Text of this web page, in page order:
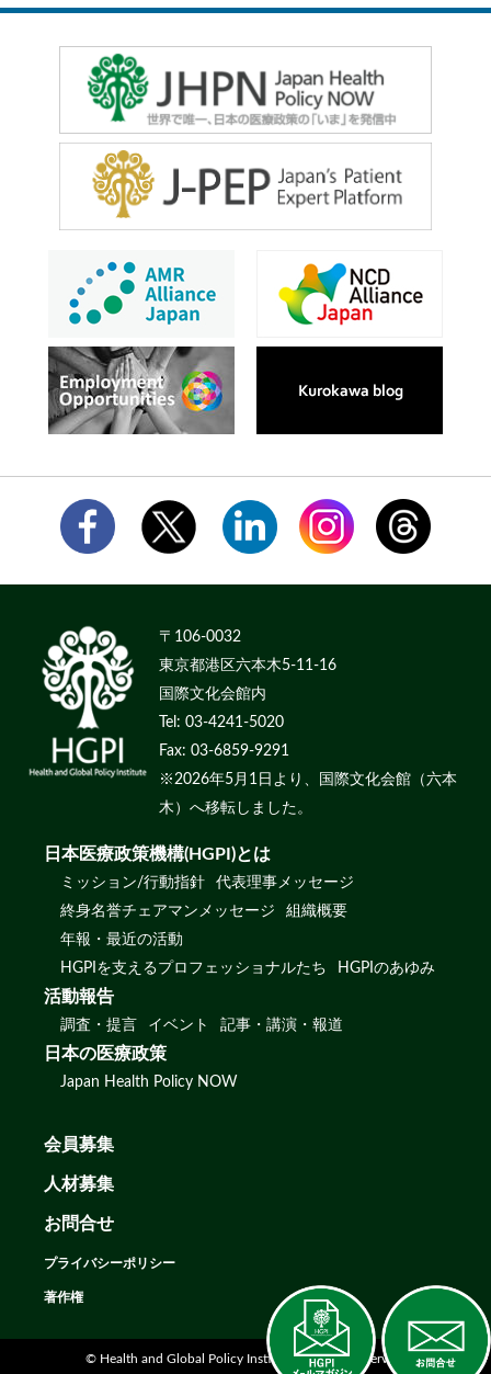
〒106-0032
東京都港区六本木5-11-16
国際文化会館内
Tel: 03-4241-5020
Fax: 03-6859-9291
※2026年5月1日より、国際文化会館（六本
木）へ移転しました。
日本医療政策機構(HGPI)とは
ミッション/行動指針
代表理事メッセージ
終身名誉チェアマンメッセージ
組織概要
年報・最近の活動
HGPIを支えるプロフェッショナルたち
HGPIのあゆみ
活動報告
調査・提言 イベント 記事・講演・報道
日本の医療政策
Japan Health Policy NOW
会員募集
人材募集
お問合せ
プライバシーポリシー
著作権
© Health and Global Policy Institute. All rights reserved.